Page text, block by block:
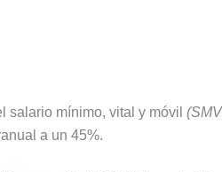
salario mínimo, vital y móvil
a un 45%.